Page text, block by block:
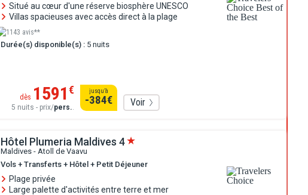
Situé au cœur d'une réserve biosphère UNESCO
Villas spacieuses avec accès direct à la plage
1143 avis**
Durée(s) disponible(s) : 5 nuits
dès 1591€
5 nuits - prix/pers.
jusqu’à
-384€ Voir
Hôtel Plumeria Maldives 4
Maldives - Atoll de Vaavu
Vols + Transferts + Hôtel + Petit Déjeuner
Plage privée
Large palette d'activités entre terre et mer